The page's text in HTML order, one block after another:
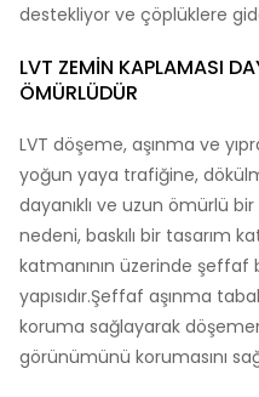
destekliyor ve çöplüklere
LVT ZEMIN KAPLAMASI
ÖMÜRLÜDÜR
LVT döşeme, aşınma ve
yoğun yaya trafiğine,
dayanıklı ve uzun ömürlü
nedeni, baskılı bir tasarım
katmanının üzerinde şeffaf
yapısıdır.Şeffaf aşınma
koruma sağlayarak
görünümünü korumasını